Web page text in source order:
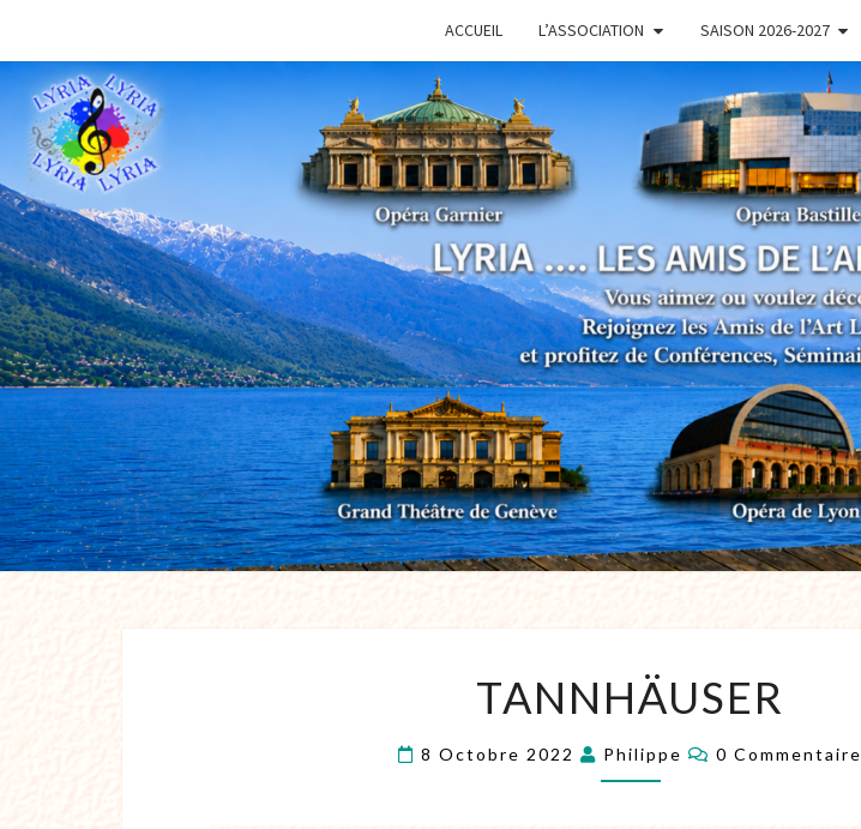
ACCUEIL L’ASSOCIATION SAISON 2026-2027
TANNHÄUSER
8 Octobre 2022 Philippe 0 Commentaire